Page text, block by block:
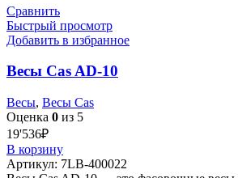
Сравнить
Быстрый просмотр
Добавить в избранное
Весы Cas AD-10
Весы, Весы Cas
Оценка 0 из 5
19'536₽
В корзину
Артикул: 7LB-400022